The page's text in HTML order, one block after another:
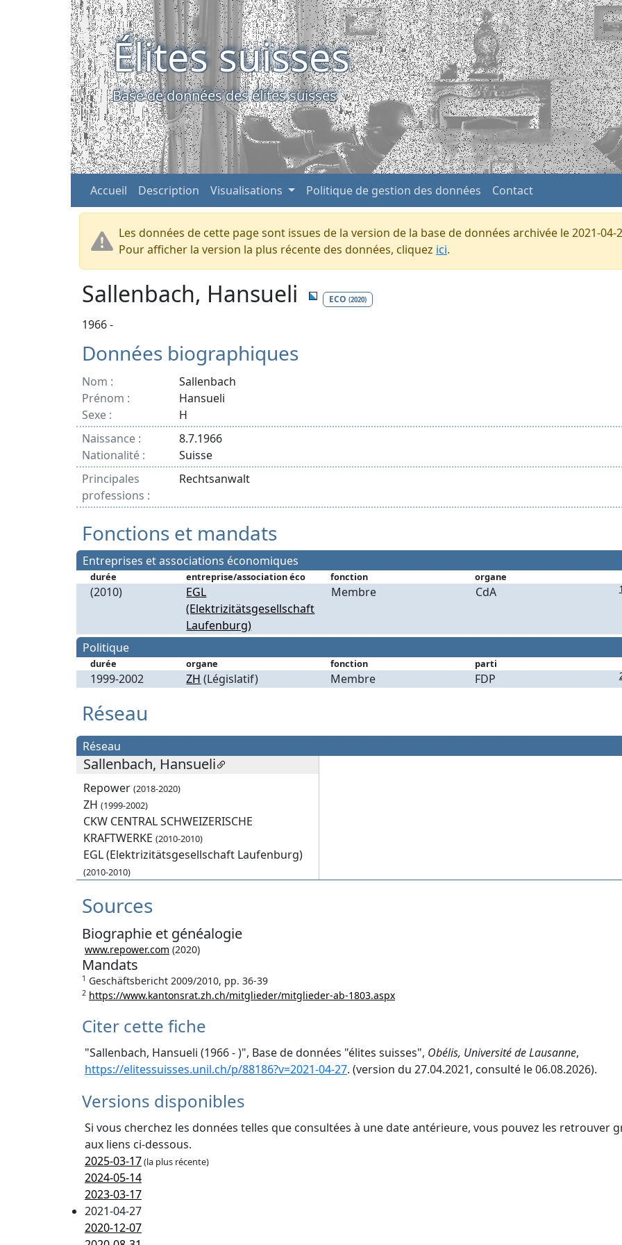
Élites suisses
Base de données des élites suisses
Accueil Description Visualisations Politique de gestion des données Contact
Les données de cette page sont issues de la version de la base de données archivée le 2021-04-
Pour afficher la version la plus récente des données, cliquez ici.
Sallenbach, Hansueli ECO (2020)
1966 -
Données biographiques
Nom :
Sallenbach
Prénom :
Hansueli
Sexe :
H
Naissance :
8.7.1966
Nationalité :
Suisse
Principales
professions :
Rechtsanwalt
Fonctions et mandats
Entreprises et associations économiques
durée entreprise/association éco fonction organe
(2010)
EGL
(Elektrizitätsgesellschaft
Laufenburg)
Membre CdA
Politique
durée organe fonction parti
1999-2002 ZH (Législatif) Membre FDP
Réseau
Réseau
Sallenbach, Hansueli
Repower (2018-2020)
ZH (1999-2002)
CKW CENTRAL SCHWEIZERISCHE
KRAFTWERKE (2010-2010)
EGL (Elektrizitätsgesellschaft Laufenburg)
(2010-2010)
Sources
Biographie et généalogie
www.repower.com (2020)
Mandats
1 Geschäftsbericht 2009/2010, pp. 36-39
2 https://www.kantonsrat.zh.ch/mitglieder/mitglieder-ab-1803.aspx
Citer cette fiche
"Sallenbach, Hansueli (1966 - )", Base de données "élites suisses", Obélis, Université de Lausanne,
https://elitessuisses.unil.ch/p/88186?v=2021-04-27. (version du 27.04.2021, consulté le 06.08.2026).
Versions disponibles
Si vous cherchez les données telles que consultées à une date antérieure, vous pouvez les retrouver
aux liens ci-dessous.
2025-03-17(la plus récente)
2024-05-14
2023-03-17
2021-04-27
2020-12-07